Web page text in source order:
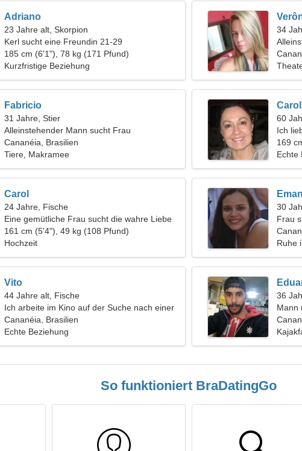
Adriano
23 Jahre alt, Skorpion
Kerl sucht eine Freundin 21-29
185 cm (6'1"), 78 kg (171 Pfund)
Kurzfristige Beziehung
34
Fabricio
31 Jahre, Stier
Alleinstehender Mann sucht Frau
Cananéia, Brasilien
Tiere, Makramee
60
Ich
169
Echte
Carol
24 Jahre, Fische
Eine gemütliche Frau sucht die wahre Liebe
161 cm (5'4"), 49 kg (108 Pfund)
Hochzeit
30
Frau
Ruhe
Vito
44 Jahre alt, Fische
Ich arbeite im Kino auf der Suche nach einer
außergewöhnlichen Frau
Cananéia, Brasilien
Echte Beziehung
36
Mann
So funktioniert BraDatingGo